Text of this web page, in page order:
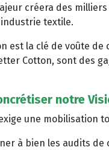
créera des
textile.
est la clé de voûte
Cotton, sont des
notre
une mobilisation
à bien les audits